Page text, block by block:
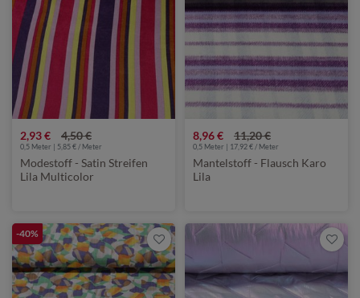
2,93 € 4,50 €
0,5 Meter | 5,85 € / Meter
Modestoff - Satin Streifen
Lila Multicolor
8,96 € 11,20 €
0,5 Meter | 17,92 € / Meter
Mantelstoff - Flausch Karo
Lila
-40%